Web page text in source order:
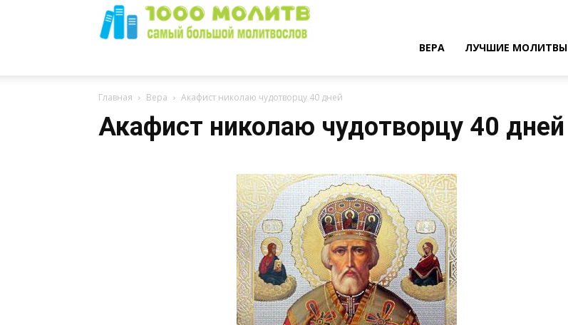
ВЕРА ЛУЧШИЕ МОЛИТВЫ
Главная Вера Акафист николаю чудотворцу 40 дней
Акафист николаю чудотворцу 40 дней